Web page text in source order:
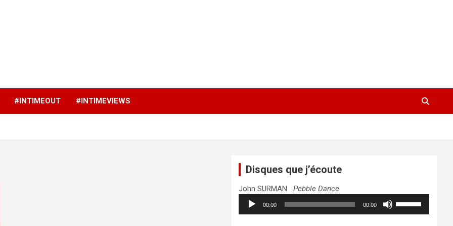
#INTIMEOUT #INTIMEVIEWS
Disques que j’écoute
John SURMANPebble Dance
Lecteur
audio
00:00 00:00